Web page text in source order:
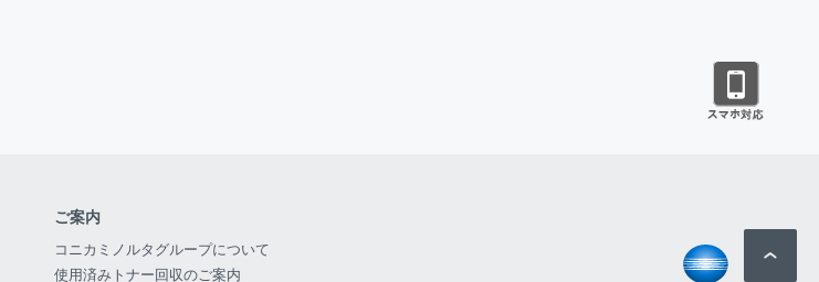
ご案内
コニカミノルタグループについて
使用済みトナー回収のご案内